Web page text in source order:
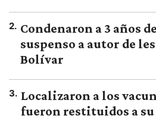
2. Condenaron a 3 años
suspenso a autor de
Bolívar
3. Localizaron a los
fueron restituidos a su